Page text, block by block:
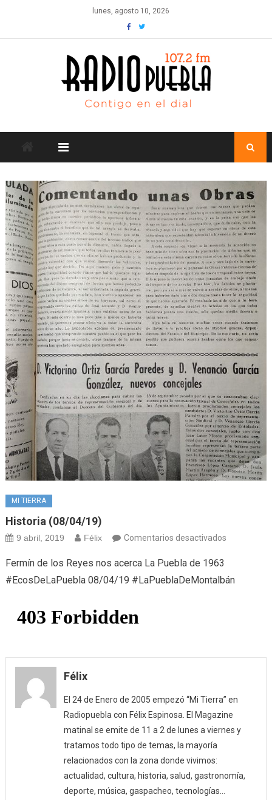
content
lunes, agosto 10, 2026
MI TIERRA
Historia (08/04/19)
9 abril, 2019 Félix Comentarios desactivadosen
Fermín de los Reyes nos acerca La Puebla de 1963
#EcosDeLaPuebla 08/04/19 #LaPueblaDeMontalbán
Félix
El 24 de Enero de 2005 empezó “Mi Tierra” en
Radiopuebla con Félix Espinosa. El Magazine
matinal se emite de 11 a 2 de lunes a viernes y
tratamos todo tipo de temas, la mayoría
relacionados con la zona donde vivimos:
actualidad, cultura, historia, salud, gastronomía,
deporte, música, gaspacheo, tecnologías…